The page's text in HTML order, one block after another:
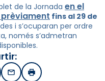
de la Jornada en el
prèviament fins al 29 de
i s’ocuparan per ordre
només s’admetran
EmailImprimir